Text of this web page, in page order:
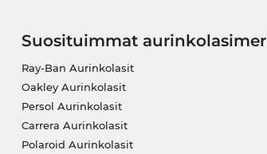
Suosituimmat
Ray-Ban Aurinkolasit
Oakley Aurinkolasit
Persol Aurinkolasit
Carrera Aurinkolasit
Polaroid Aurinkolasit